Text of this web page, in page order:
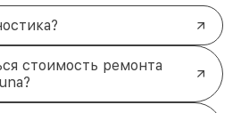
стоимость ремонта